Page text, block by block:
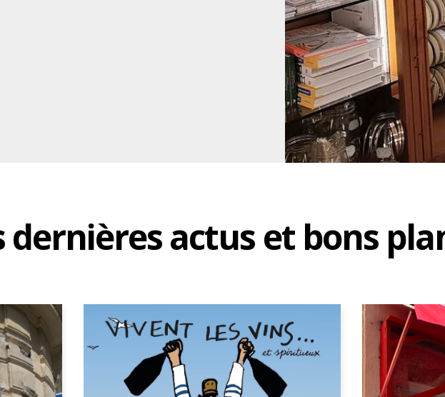
dernières actus et bons